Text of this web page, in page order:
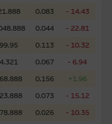
0.083
- 14.43
0.044
- 22.81
99.95 0.113
- 10.32
4.321 0.067
- 6.94
0.156
+1.96
0.073
- 15.12
0.026
- 10.35
品價格可升可跌。過往
可能有限而麥格理資本
閱讀載于
解結構性產品的詳情及
立之專業意見。牛熊證